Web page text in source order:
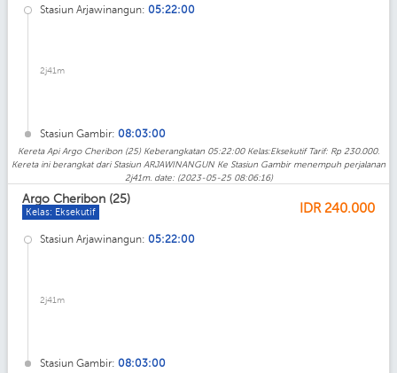
Stasiun Arjawinangun: 05:22:00
2j41m
Stasiun Gambir: 08:03:00
Kereta Api Argo Cheribon (25) Keberangkatan 05:22:00 Kelas:Eksekutif Tarif: Rp 230.000.
Kereta ini berangkat dari Stasiun ARJAWINANGUN Ke Stasiun Gambir menempuh perjalanan
2j41m. date: (2023-05-25 08:06:16)
Argo Cheribon (25)
Kelas: Eksekutif IDR 240.000
Stasiun Arjawinangun: 05:22:00
2j41m
Stasiun Gambir: 08:03:00